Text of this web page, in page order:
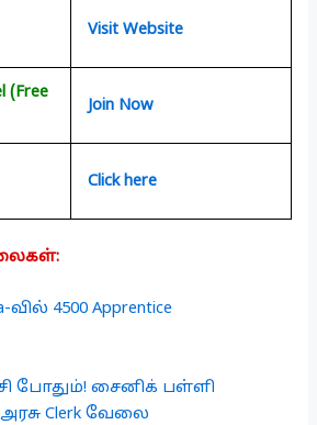
Visit Website
(Free
Join Now
Click here
வில் 4500 Apprentice
போதும்! சைனிக் பள்ளி
Clerk வேலை